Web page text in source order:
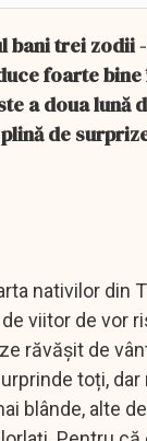
bani trei zodii
foarte
a doua lună
de
nativilor din
viitor de vor
răvășit de
toți,
blânde, alte